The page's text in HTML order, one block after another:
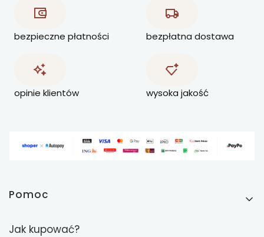
bezpieczne płatności bezpłatna dostawa
opinie klientów wysoka jakość
Linki w stopce
Pomoc
Jak kupować?